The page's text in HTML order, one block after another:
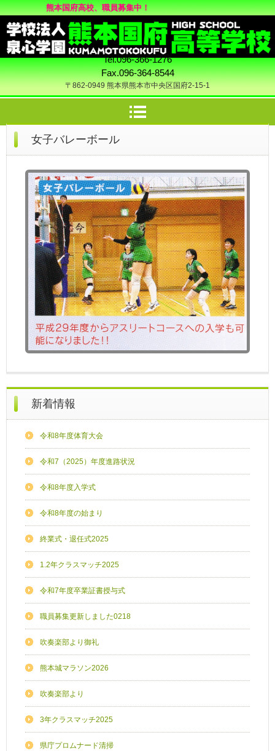
熊本国府高校、職員募集中！
Tel.096-366-1276
Fax.096-364-8544
〒862-0949 熊本県熊本市中央区国府2-15-1
女子バレーボール
新着情報
令和8年度体育大会
令和7（2025）年度進路状況
令和8年度入学式
令和8年度の始まり
終業式・退任式2025
1.2年クラスマッチ2025
令和7年度卒業証書授与式
職員募集更新しました0218
吹奏楽部より御礼
熊本城マラソン2026
吹奏楽部より
3年クラスマッチ2025
県庁プロムナード清掃